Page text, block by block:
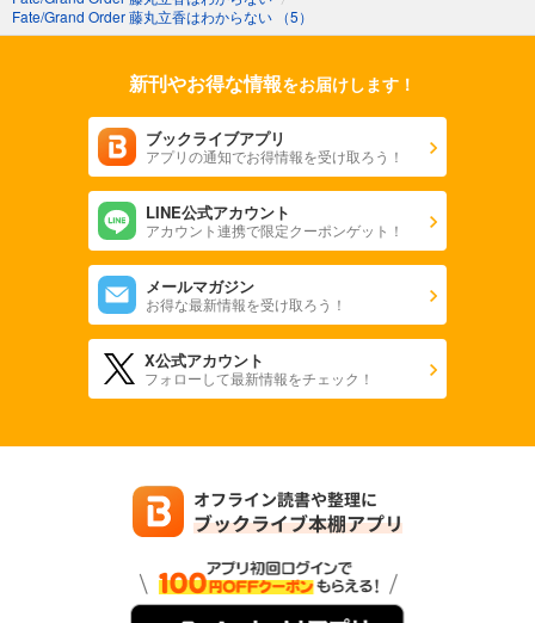
Fate/Grand Order 藤丸立香はわからない （5）
新刊やお得な情報をお届けします！
ブックライブアプリ
アプリの通知でお得情報を受け取ろう！
LINE公式アカウント
アカウント連携で限定クーポンゲット！
メールマガジン
お得な最新情報を受け取ろう！
X公式アカウント
フォローして最新情報をチェック！